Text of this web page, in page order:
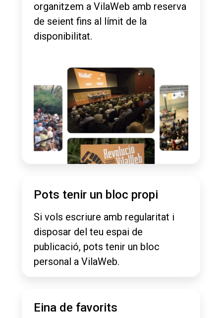
organitzem a VilaWeb amb reserva
de seient fins al límit de la
disponibilitat.
Pots tenir un bloc propi
Si vols escriure amb regularitat i
disposar del teu espai de
publicació, pots tenir un bloc
personal a VilaWeb.
Eina de favorits